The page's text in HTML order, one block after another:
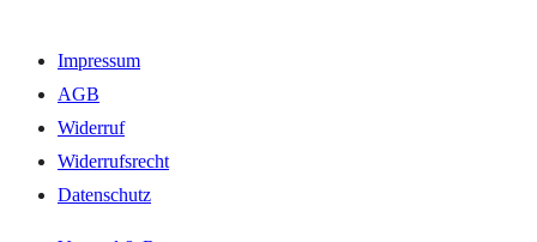
Impressum
AGB
Widerruf
Widerrufsrecht
Datenschutz